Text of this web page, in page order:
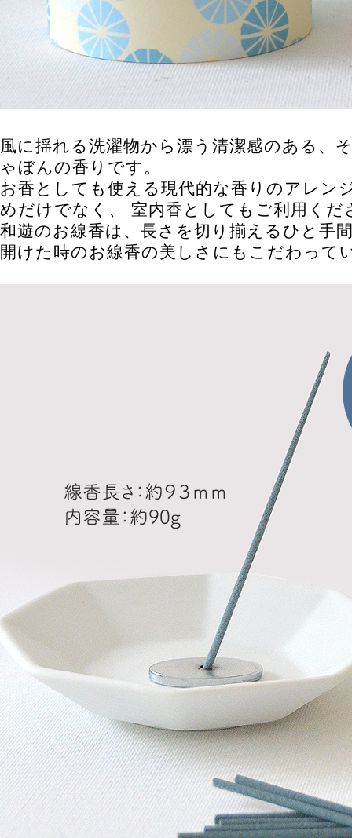
風に揺れる洗濯物から漂う清潔感のある、
ゃぼんの香りです。
お香としても使える現代的な香りのアレン
めだけでなく、 室内香としてもご利用くだ
和遊のお線香は、長さを切り揃えるひと手
開けた時のお線香の美しさにもこだわって